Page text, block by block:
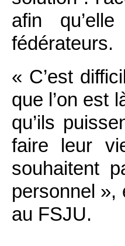
afin
fédérateurs.
« C’est
que l’on est
qu’ils
faire leur
souhaitent
personnel »,
au FSJU.